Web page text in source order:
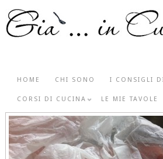
HOME CHI SONO I CONSIGLI
CORSI DI CUCINA LE MIE TAVOLE